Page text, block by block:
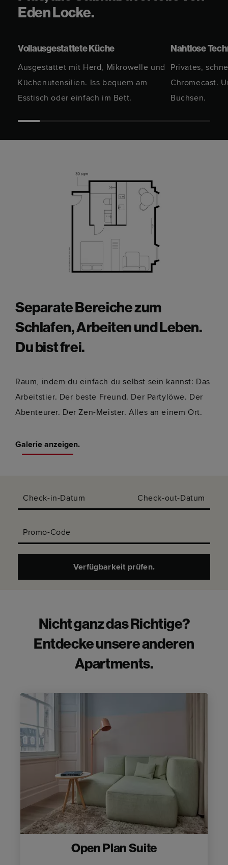
Eden Locke.
Vollausgestattete Küche
Ausgestattet mit Herd, Mikrowelle und
Küchenutensilien. Iss bequem am
Esstisch oder einfach im Bett.
Nahtlose
Privates,
Chromecast.
Buchsen.
Separate Bereiche zum
Schlafen, Arbeiten und Leben.
Du bist frei.
Raum, indem du einfach du selbst sein kannst: Das
Arbeitstier. Der beste Freund. Der Partylöwe. Der
Abenteurer. Der Zen-Meister. Alles an einem Ort.
Galerie anzeigen.
Check-in-Datum Check-out-Datum
Promo-Code
Verfügbarkeit prüfen.
Nicht ganz das Richtige?
Entdecke unsere anderen
Apartments.
Open Plan Suite